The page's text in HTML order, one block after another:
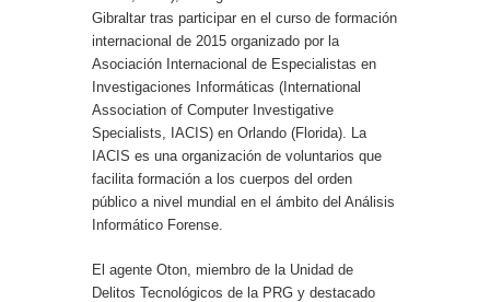
Gibraltar tras participar en el curso de formación
internacional de 2015 organizado por la
Asociación Internacional de Especialistas en
Investigaciones Informáticas (International
Association of Computer Investigative
Specialists, IACIS) en Orlando (Florida). La
IACIS es una organización de voluntarios que
facilita formación a los cuerpos del orden
público a nivel mundial en el ámbito del Análisis
Informático Forense.
El agente Oton, miembro de la Unidad de
Delitos Tecnológicos de la PRG y destacado